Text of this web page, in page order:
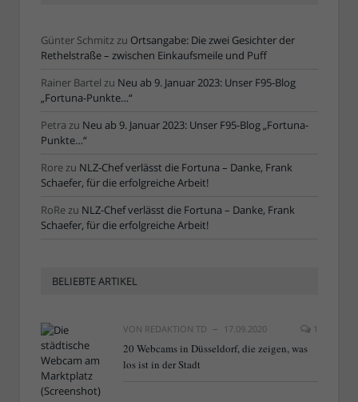
Günter Schmitzzu Ortsangabe: Die zwei Gesichter der
Rethelstraße – zwischen Einkaufsmeile und Puff
Rainer Bartel zu Neu ab 9. Januar 2023: Unser F95-Blog
„Fortuna-Punkte…“
Petra zu Neu ab 9. Januar 2023: Unser F95-Blog „Fortuna-
Punkte…“
Rorezu NLZ-Chef verlässt die Fortuna – Danke, Frank
Schaefer, für die erfolgreiche Arbeit!
RoRezu NLZ-Chef verlässt die Fortuna – Danke, Frank
Schaefer, für die erfolgreiche Arbeit!
BELIEBTE ARTIKEL
VON REDAKTION TD 17.09.2020 1
20 Webcams in Düsseldorf, die zeigen, was
los ist in der Stadt